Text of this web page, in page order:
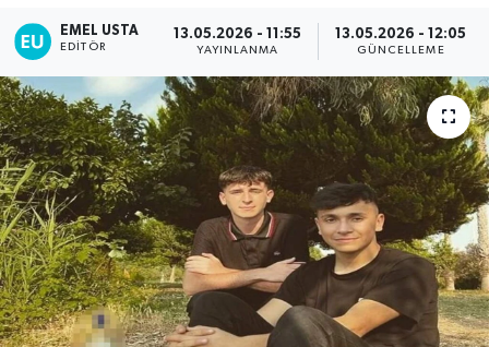
EMEL USTA
EDITÖR
13.05.2026 - 11:55
YAYINLANMA
13.05.2026 - 12:05
GÜNCELLEME